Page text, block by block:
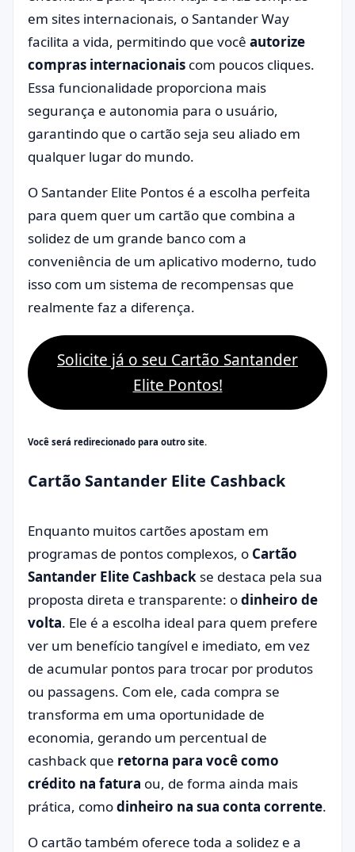
em sites internacionais, o Santander Way
facilita a vida, permitindo que você autorize
compras internacionais com poucos cliques.
Essa funcionalidade proporciona mais
segurança e autonomia para o usuário,
garantindo que o cartão seja seu aliado em
qualquer lugar do mundo.
O Santander Elite Pontos é a escolha perfeita
para quem quer um cartão que combina a
solidez de um grande banco com a
conveniência de um aplicativo moderno, tudo
isso com um sistema de recompensas que
realmente faz a diferença.
Solicite já o seu Cartão Santander
Elite Pontos!
Você será redirecionado para outro site.
Cartão Santander Elite Cashback
Enquanto muitos cartões apostam em
programas de pontos complexos, o Cartão
Santander Elite Cashback se destaca pela sua
proposta direta e transparente: odinheiro de
volta. Ele é a escolha ideal para quem prefere
ver um benefício tangível e imediato, em vez
de acumular pontos para trocar por produtos
ou passagens. Com ele, cada compra se
transforma em uma oportunidade de
economia, gerando um percentual de
cashback que retorna para você como
crédito na fatura ou, de forma ainda mais
prática, comodinheiro na sua conta corrente.
O cartão também oferece toda a solidez e a